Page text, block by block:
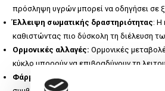
πρόσληψη υγρών μπορεί να οδηγήσει σε
Έλλειψη σωματικής δραστηριότητας: Η
καθιστώντας πιο δύσκολη τη διέλευση
Ορμονικές αλλαγές: Ορμονικές
κύκλο μπορούν να επιβραδύνουν τη
Φάρμακα:
Ορισμένα φάρμακα, όπως τα